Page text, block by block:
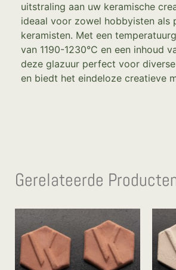
uitstraling aan uw keramische
ideaal voor zowel hobbyisten als
keramisten. Met een
van 1190-1230°C en een inhoud
deze glazuur perfect voor
en biedt het eindeloze creatieve
Gerelateerde